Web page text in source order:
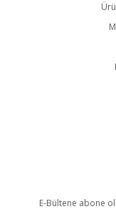
E-Bültene abone